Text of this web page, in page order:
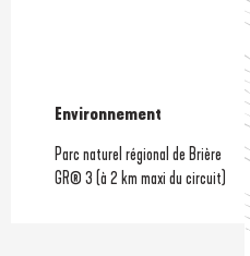
Environnement
Environnement
Parc naturel régional de Brière
GR® 3 (à 2 km maxi du circuit)